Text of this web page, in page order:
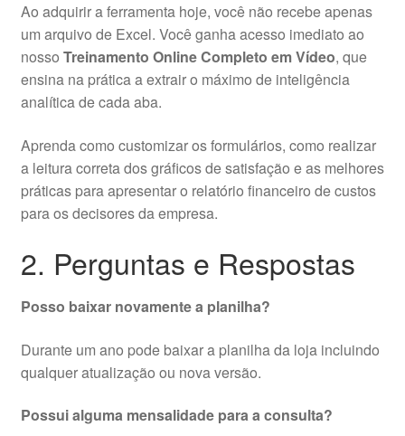
Ao adquirir a ferramenta hoje, você não recebe apenas
um arquivo de Excel. Você ganha acesso imediato ao
nosso Treinamento Online Completo em Vídeo, que
ensina na prática a extrair o máximo de inteligência
analítica de cada aba.
Aprenda como customizar os formulários, como realizar
a leitura correta dos gráficos de satisfação e as melhores
práticas para apresentar o relatório financeiro de custos
para os decisores da empresa.
2. Perguntas e Respostas
Posso baixar novamente a planilha?
Durante um ano pode baixar a planilha da loja incluindo
qualquer atualização ou nova versão.
Possui alguma mensalidade para a consulta?